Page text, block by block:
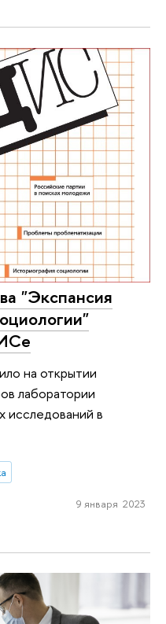
"Экспансия
на открытии
лаборатории
исследований в
9 января 2023